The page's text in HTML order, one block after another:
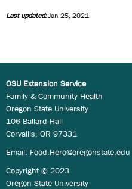
Last updated:Jan 25, 2021
OSU Extension Service
Family & Community Health
Oregon State University
106 Ballard Hall
Corvallis, OR 97331
Email: Food.Hero@oregonstate.edu
Copyright © 2023
Oregon State University